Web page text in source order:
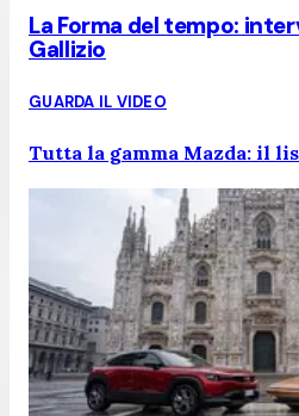
La Forma del tempo:
Gallizio
GUARDA IL VIDEO
Tutta la gamma Mazda: il